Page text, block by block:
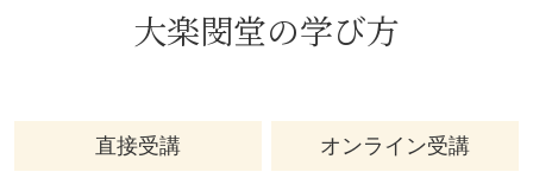
大楽閔堂の学び方
直接受講 オンライン受講